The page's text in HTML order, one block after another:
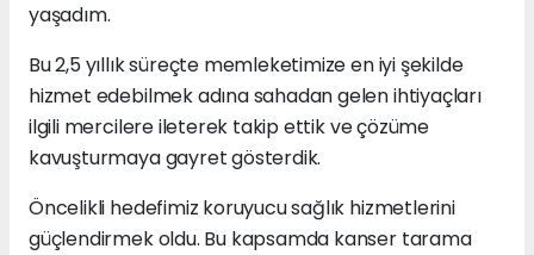
yaşadım.
Bu 2,5 yıllık süreçte memleketimize en iyi şekilde
hizmet edebilmek adına sahadan gelen ihtiyaçları
ilgili mercilere ileterek takip ettik ve çözüme
kavuşturmaya gayret gösterdik.
Öncelikli hedefimiz koruyucu sağlık hizmetlerini
güçlendirmek oldu. Bu kapsamda kanser tarama